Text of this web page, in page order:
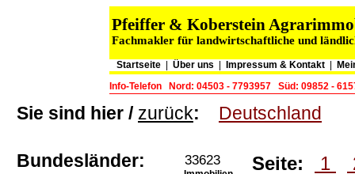
Pfeiffer & Koberstein
Fachmakler für landwirtschaftliche und
Startseite Über uns Impressum & Kontakt
Info-Telefon
Nord: 04503 - 7793957 Süd: 09852 -
Sie sind hier / zurück: Deutschland
Bundesländer: 33623 Seite: 1